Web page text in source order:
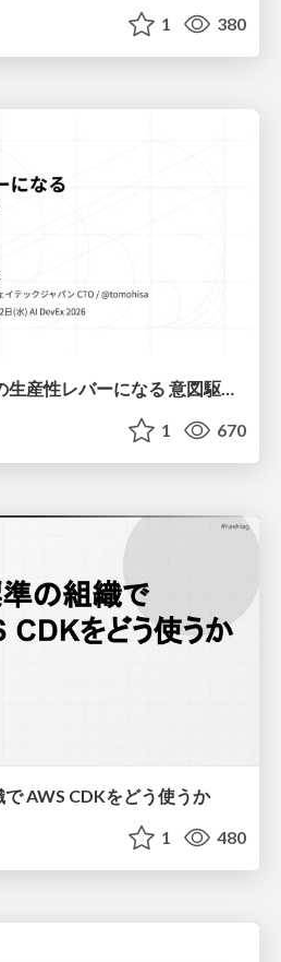
1 380
AI時代に設計が 最大の生産性レバーになる 意図駆動開発とデータを消さない設計｜Don't Delete Your Data or Your Intent — Design as the Deepest Lever in the AI Era
1 670
AWS CDKをどう使うか
1 480